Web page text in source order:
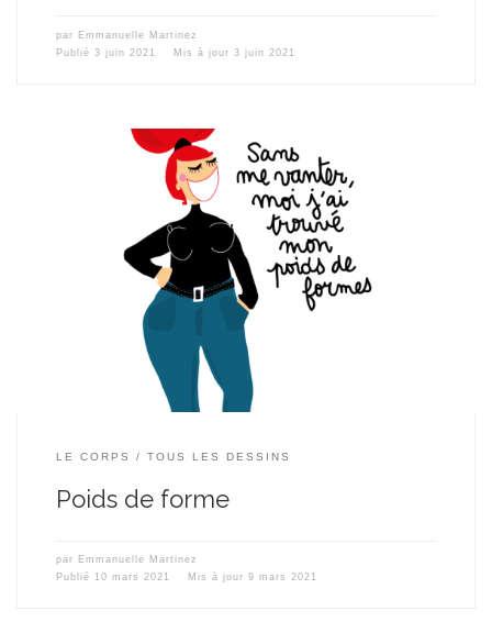
par Emmanuelle Martinez
Publié 3 juin 2021 Mis à jour 3 juin 2021
Dessin réalisé pour le magazine Ca M’intéresse Santé & Bien-être
LE CORPS TOUS LES DESSINS
Poids de forme
par Emmanuelle Martinez
Publié 10 mars 2021 Mis à jour 9 mars 2021